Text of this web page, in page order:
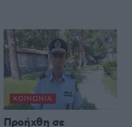
ΚΟΙΝΩΝΊΑ
Προήχθη σε